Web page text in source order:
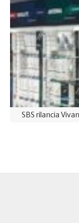
SBS rilancia